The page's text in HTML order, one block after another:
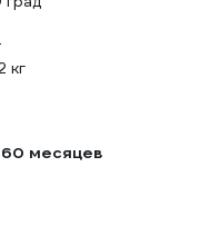
кг
60 месяцев